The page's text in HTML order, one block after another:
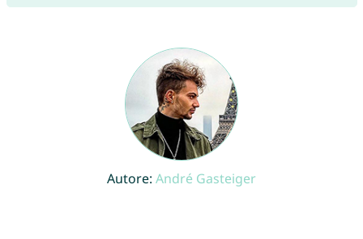
Autore: André Gasteiger